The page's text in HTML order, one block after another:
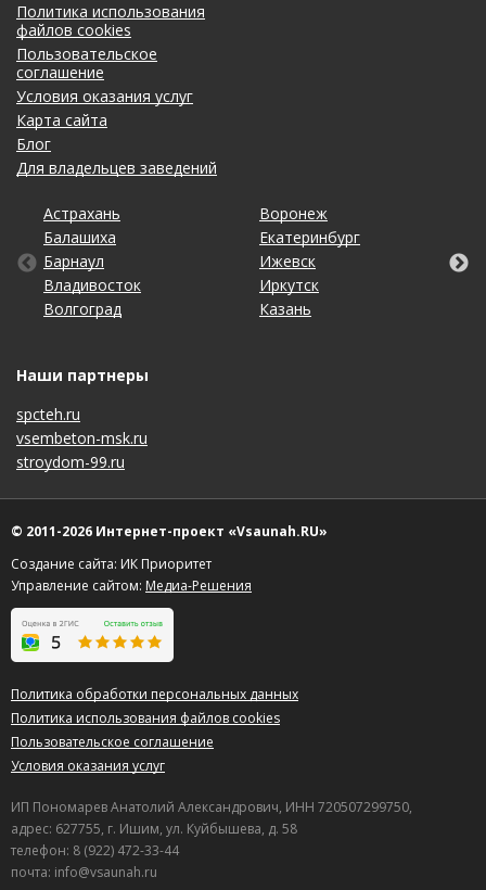
Политика использования
файлов cookies
Пользовательское
соглашение
Условия оказания услуг
Карта сайта
Блог
Для владельцев заведений
Астрахань
Балашиха
Барнаул
Владивосток
Волгоград
Воронеж
Екатеринбург
Ижевск
Иркутск
Казань
Калининград
Кемерово
Киров
Краснодар
Красноярск
Липецк
Махачкала
Набережные Челны
Нижний Новгород
Новосибирск
Омск
Оренбург
Пенза
Пермь
Ростов-на-Дону
Рязань
Самара
Санкт-Петербург
Саратов
Ставрополь
Тольятти
Томск
Тула
Тюмень
Ульяновск
Уфа
Хабаровск
Чебоксары
Челябинск
Ярославль
Наши партнеры
spcteh.ru
vsembeton-msk.ru
stroydom-99.ru
© 2011-2026 Интернет-проект «Vsaunah.RU»
Создание сайта: ИК Приоритет
Управление сайтом: Медиа-Решения
Политика обработки персональных данных
Политика использования файлов cookies
Пользовательское соглашение
Условия оказания услуг
ИП Пономарев Анатолий Александрович, ИНН 720507299750,
адрес: 627755, г. Ишим, ул. Куйбышева, д. 58
телефон: 8 (922) 472-33-44
почта: info@vsaunah.ru